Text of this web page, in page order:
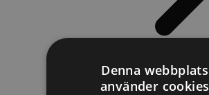
Denna webbplats
använder cookies